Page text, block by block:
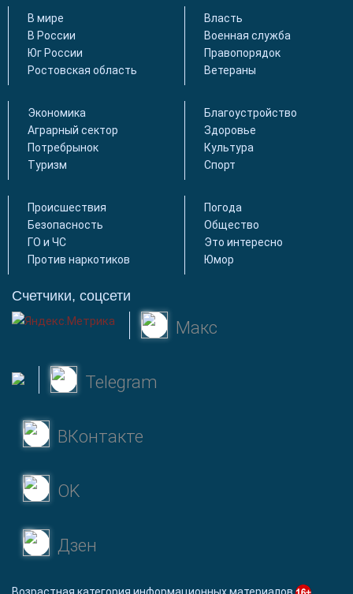
В мире
В России
Юг России
Ростовская область
Власть
Военная служба
Правопорядок
Ветераны
Экономика
Аграрный сектор
Потребрынок
Туризм
Благоустройство
Здоровье
Культура
Спорт
Происшествия
Безопасность
ГО и ЧС
Против наркотиков
Погода
Общество
Это интересно
Юмор
Счетчики, соцсети
Макс
Telegram
ВКонтакте
OK
Дзен